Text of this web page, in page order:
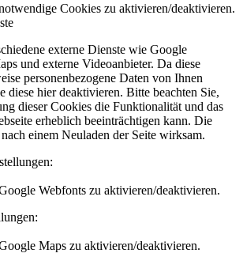
Cookies zu aktivieren/deaktivieren.
externe Dienste wie Google
und externe Videoanbieter. Da diese
personenbezogene Daten von Ihnen
diese hier deaktivieren. Bitte beachten Sie,
dieser Cookies die Funktionalität und das
erheblich beeinträchtigen kann. Die
einem Neuladen der Seite wirksam.
Webfonts zu aktivieren/deaktivieren.
Maps zu aktivieren/deaktivieren.